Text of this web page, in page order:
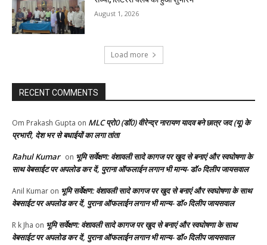
August 1, 2026
Load more
RECENT COMMENTS
Om Prakash Gupta on MLC प्रो0 (डॉ0) वीरेन्द्र नारायण यादव बने छात्र जद (यू) के
प्रभारी, देश भर से बधाईयों का लगा तांता
Rahul Kumar on भूमि सर्वेक्षण: वंशावली सादे कागज पर खुद से बनाएं और स्वघोषणा के
साथ वेबसाईट पर अपलोड कर दें, पुराना ऑफलाईन लगान भी मान्य- डॉ० दिलीप जायसवाल
Anil Kumar on भूमि सर्वेक्षण: वंशावली सादे कागज पर खुद से बनाएं और स्वघोषणा के साथ
वेबसाईट पर अपलोड कर दें, पुराना ऑफलाईन लगान भी मान्य- डॉ० दिलीप जायसवाल
R k Jha on भूमि सर्वेक्षण: वंशावली सादे कागज पर खुद से बनाएं और स्वघोषणा के साथ
वेबसाईट पर अपलोड कर दें, पुराना ऑफलाईन लगान भी मान्य- डॉ० दिलीप जायसवाल